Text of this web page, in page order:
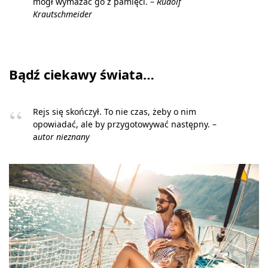
Krautschmeider
Bądź ciekawy świata…
Rejs się skończył. To nie czas, żeby o nim
opowiadać, ale by przygotowywać następny. –
autor nieznany